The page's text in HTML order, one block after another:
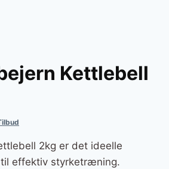
Kettlebell
2kg er det ideelle
effektiv styrketræning.